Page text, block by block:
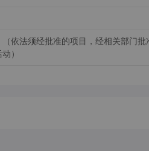
依法须经批准的项目，经相关部门
）